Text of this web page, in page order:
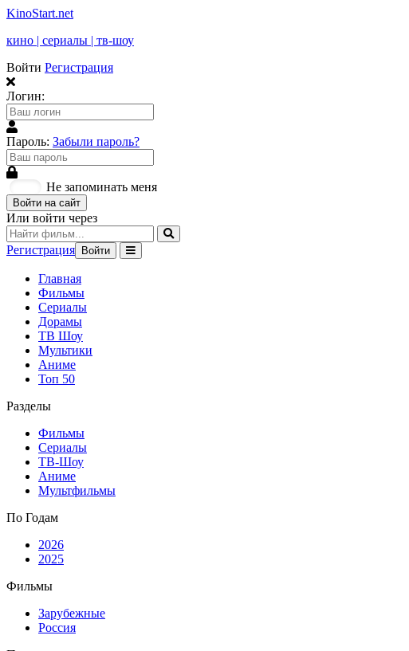
KinoStart.net
кино | сериалы | тв-шоу
Войти Регистрация
Логин:
Пароль: Забыли пароль?
Не запоминать меня
Войти на сайт
Или войти через
Регистрация Войти
Главная
Фильмы
Сериалы
Дорамы
ТВ Шоу
Мультики
Аниме
Топ 50
Разделы
Фильмы
Сериалы
ТВ-Шоу
Аниме
Мультфильмы
По Годам
2026
2025
Фильмы
Зарубежные
Россия